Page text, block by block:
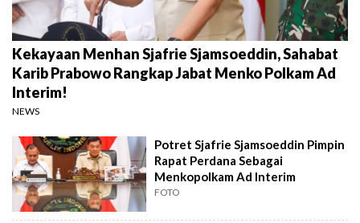
Kekayaan Menhan Sjafrie Sjamsoeddin, Sahabat
Karib Prabowo Rangkap Jabat Menko Polkam Ad
Interim!
NEWS
Potret Sjafrie Sjamsoeddin Pimpin
Rapat Perdana Sebagai
Menkopolkam Ad Interim
FOTO